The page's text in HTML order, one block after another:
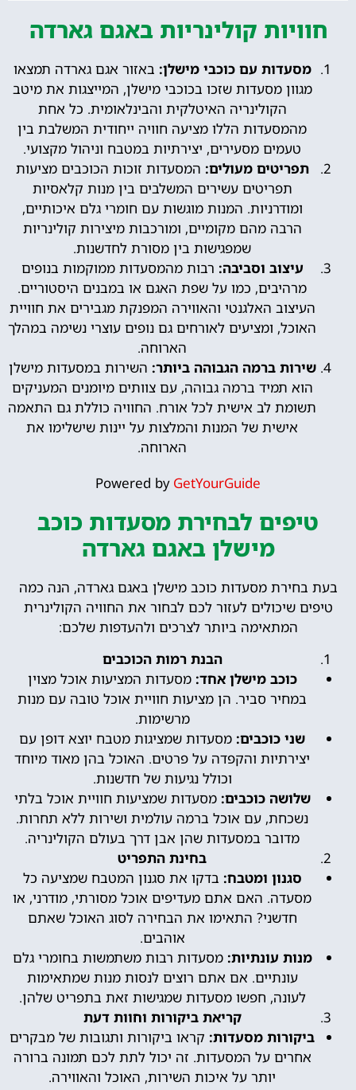
חוויות קולינריות באגם גארדה
מסעדות עם כוכבי מישלן: באזור אגם גארדה תמצאו
מגוון מסעדות שזכו בכוכבי מישלן, המייצגות את מיטב
הקולינריה האיטלקית והבינלאומית. כל אחת
מהמסעדות הללו מציעה חוויה ייחודית המשלבת בין
טעמים מסעירים, יצירתיות במטבח וניהול מקצועי.
תפריטים מעולים: המסעדות זוכות הכוכבים מציעות
תפריטים עשירים המשלבים בין מנות קלאסיות
ומודרניות. המנות מוגשות עם חומרי גלם איכותיים,
הרבה מהם מקומיים, ומורכבות מיצירות קולינריות
שמפגישות בין מסורת לחדשנות.
עיצוב וסביבה: רבות מהמסעדות ממוקמות בנופים
מרהיבים, כמו על שפת האגם או במבנים היסטוריים.
העיצוב האלגנטי והאווירה המפנקת מגבירים את חוויית
האוכל, ומציעים לאורחים גם נופים עוצרי נשימה במהלך
הארוחה.
שירות ברמה הגבוהה ביותר: השירות במסעדות מישלן
הוא תמיד ברמה גבוהה, עם צוותים מיומנים המעניקים
תשומת לב אישית לכל אורח. החוויה כוללת גם התאמה
אישית של המנות והמלצות על יינות שישלימו את
הארוחה.
Powered by GetYourGuide
טיפים לבחירת מסעדות כוכב
מישלן באגם גארדה
בעת בחירת מסעדות כוכב מישלן באגם גארדה, הנה כמה
טיפים שיכולים לעזור לכם לבחור את החוויה הקולינרית
המתאימה ביותר לצרכים ולהעדפות שלכם:
הבנת רמות הכוכבים
כוכב מישלן אחד: מסעדות המציעות אוכל מצוין
במחיר סביר. הן מציעות חוויית אוכל טובה עם מנות
מרשימות.
שני כוכבים: מסעדות שמציגות מטבח יוצא דופן עם
יצירתיות והקפדה על פרטים. האוכל בהן מאוד מיוחד
וכולל נגיעות של חדשנות.
שלושה כוכבים: מסעדות שמציעות חוויית אוכל בלתי
נשכחת, עם אוכל ברמה עולמית ושירות ללא תחרות.
מדובר במסעדות שהן אבן דרך בעולם הקולינריה.
בחינת התפריט
סגנון ומטבח: בדקו את סגנון המטבח שמציעה כל
מסעדה. האם אתם מעדיפים אוכל מסורתי, מודרני, או
חדשני? התאימו את הבחירה לסוג האוכל שאתם
אוהבים.
מנות עונתיות: מסעדות רבות משתמשות בחומרי גלם
עונתיים. אם אתם רוצים לנסות מנות שמתאימות
לעונה, חפשו מסעדות שמגישות זאת בתפריט שלהן.
קריאת ביקורות וחוות דעת
ביקורות מסעדות: קראו ביקורות ותגובות של מבקרים
אחרים על המסעדות. זה יכול לתת לכם תמונה ברורה
יותר על איכות השירות, האוכל והאווירה.